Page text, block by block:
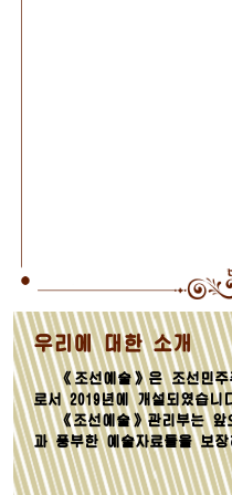
우리에 대한 소개
《조선예술》은 조선민주
로서 2019년에 개설되였습니
《조선예술》관리부는 앞
과 풍부한 예술자료들을 보